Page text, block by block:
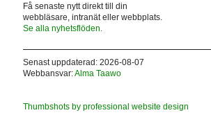
Få senaste nytt direkt till din
webbläsare, intranät eller webbplats.
Se alla nyhetsflöden.
Senast uppdaterad: 2026-08-07
Webbansvar:Alma Taawo
Thumbshots by professional website design